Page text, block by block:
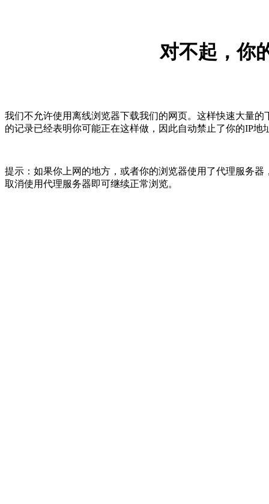
对不起，你
我们不允许使用离线浏览器下载我们的网页。这样快速大量
的记录已经表明你可能正在这样做，因此自动禁止了你的IP
提示：如果你上网的地方，或者你的浏览器使用了代理服务
取消使用代理服务器即可继续正常浏览。